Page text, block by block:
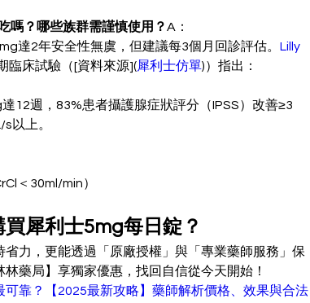
嗎？哪些族群需謹慎使用？A：
達2年安全性無虞，但建議每3個月回診評估。 Lilly
臨床試驗（[資料來源](犀利士仿單)）指出：
12週，83%患者攝護腺症狀評分（IPSS）改善≥3
以上。
＜30ml/min）
犀利士5mg每日錠？
力，更能透過「原廠授權」與「專業藥師服務」保
藥局】享獨家優惠，找回自信從今天開始！
可靠？【2025最新攻略】藥師解析價格、效果與合法